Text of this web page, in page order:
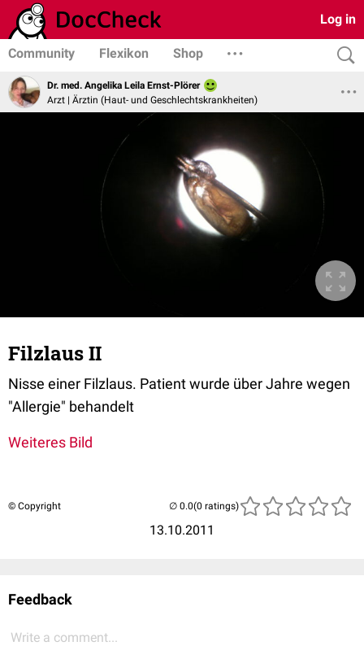
Log in
Community Flexikon Shop
Dr. med. Angelika Leila Ernst-Plörer
Arzt | Ärztin (Haut- und Geschlechtskrankheiten)
Filzlaus II
Nisse einer Filzlaus. Patient wurde über Jahre wegen
"Allergie" behandelt
Weiteres Bild
© Copyright
13.10.2011
(0 ratings)
Feedback
Write a comment...